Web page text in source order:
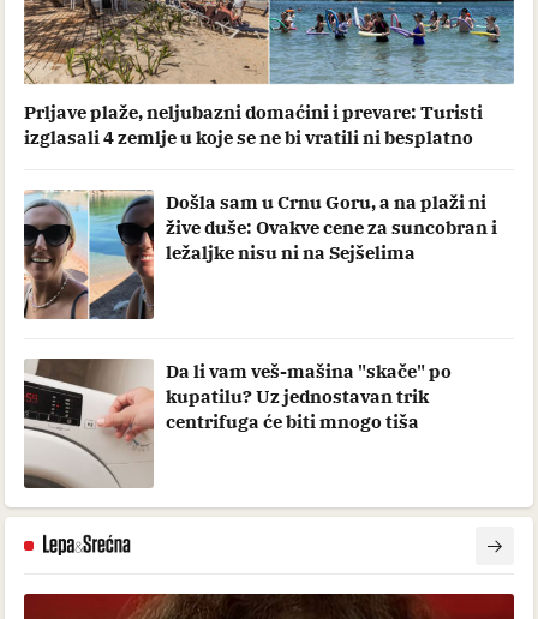
Prljave plaže, neljubazni domaćini i prevare: Turisti
izglasali 4 zemlje u koje se ne bi vratili ni besplatno
Došla sam u Crnu Goru, a na plaži ni
žive duše: Ovakve cene za suncobran i
ležaljke nisu ni na Sejšelima
Da li vam veš-mašina "skače" po
kupatilu? Uz jednostavan trik
centrifuga će biti mnogo tiša